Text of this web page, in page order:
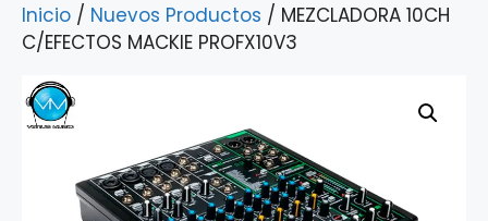
Inicio / Nuevos Productos / MEZCLADORA 10CH
C/EFECTOS MACKIE PROFX10V3